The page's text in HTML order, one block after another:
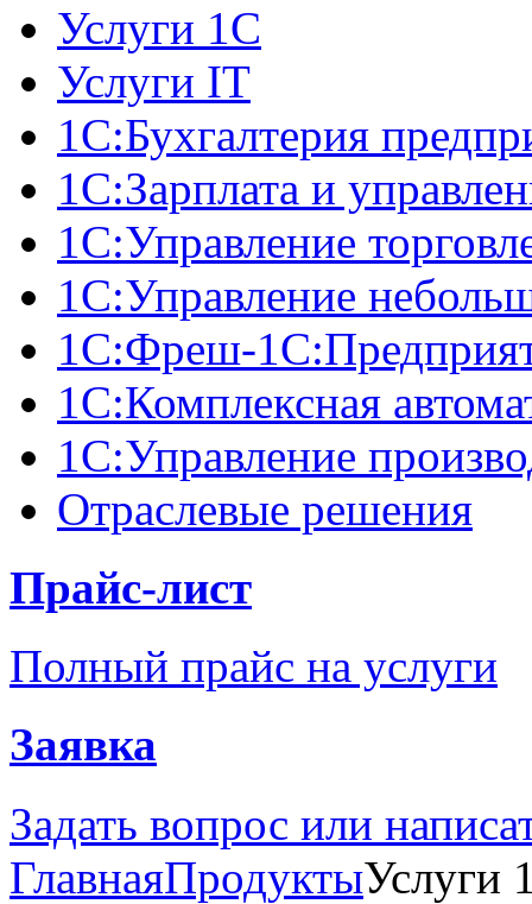
Услуги 1С
Услуги IT
1С:Бухгалтерия
1С:Зарплата и
1С:Управление
1С:Управление
1C:Фреш-
1С:Комплексная
1С:Управление
Отраслевые решения
Прайс-лист
Полный прайс на услуги
Заявка
Задать вопрос или
ГлавнаяПродуктыУслуги